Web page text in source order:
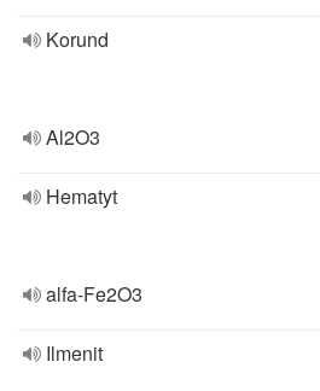
Korund
Al2O3
Hematyt
alfa-Fe2O3
Ilmenit